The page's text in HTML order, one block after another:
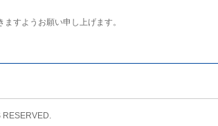
すようお願い申し上げます。